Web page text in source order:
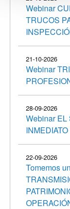
Webinar
TRUCOS
21-10-2026
Webinar
28-09-2026
Webinar EL
22-09-2026
Tomemos